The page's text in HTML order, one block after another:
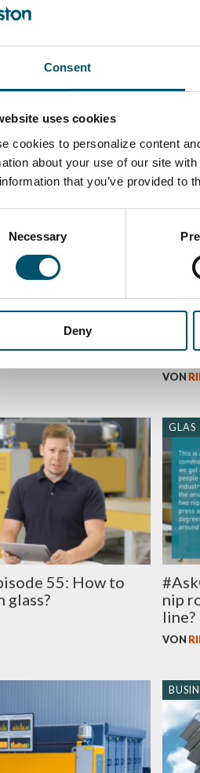
Consent
uses cookies
cookies to personalize content
about your use of our site
that you’ve provided to
Necessary
Deny
Series #2:
simple
VON
59: What are
laminated
GLAS
than
VON
55: How to
glass?
GLAS
nip
line?
VON